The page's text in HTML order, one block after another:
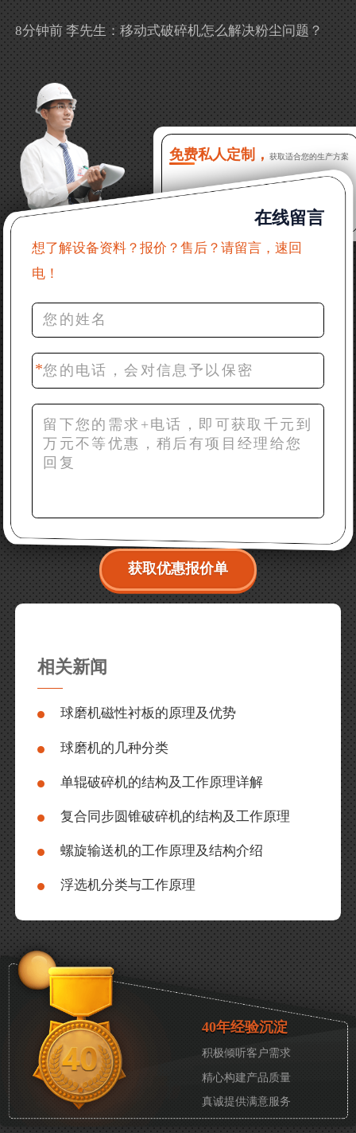
8分钟前 李先生：移动式破碎机怎么解决粉尘问题？
吗？
16分钟前 程先生：破碎生产线出个方案及报价，有什
么售后服务？
22分钟前 郑女士：想了解时产500吨锤破，加工石灰石
31分钟前 吴先生：成套石头破碎设备有吗？给个详细
产品资料
36分钟前 罗先生：每小时100吨左右的鄂破和反击破，
42分钟前 梁先生：膨润土磨到200目，用什么磨粉设
备？
免费私人定制， 获取适合您的生产方案
在线留言
想了解设备资料？报价？售后？请留言，速回
电！
获取优惠报价单
相关新闻
球磨机磁性衬板的原理及优势
球磨机的几种分类
单辊破碎机的结构及工作原理详解
复合同步圆锥破碎机的结构及工作原理
螺旋输送机的工作原理及结构介绍
浮选机分类与工作原理
40年经验沉淀
积极倾听客户需求
精心构建产品质量
真诚提供满意服务